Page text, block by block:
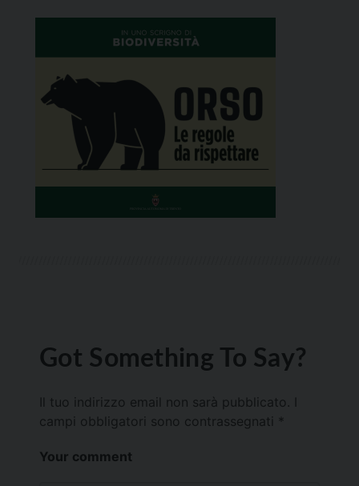
Got Something To Say?
Il tuo indirizzo email non sarà pubblicato.
campi obbligatori sono contrassegnati *
Your comment